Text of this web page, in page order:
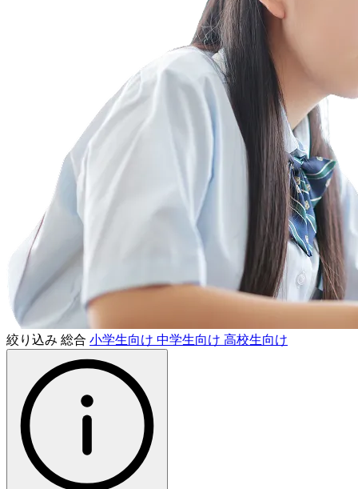
絞り込み 総合 小学生向け 中学生向け 高校生向け